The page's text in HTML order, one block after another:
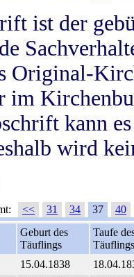
ist der
Original-
im
kann
wird
<< 31 34 37
40
Geburt des
Täuflings
Taufe
Täuflings
15.04.1838